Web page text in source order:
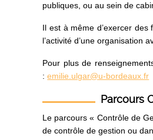
publiques, ou au sein de
Il est à même d’exercer des
l’activité d’une organisation
Pour plus de
:emilie.ulgar@u-bordeaux.fr
Parcours
Le parcours « Contrôle de
de contrôle de gestion ou